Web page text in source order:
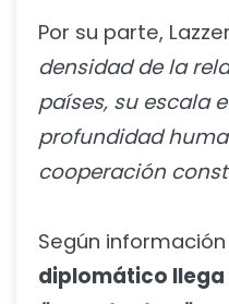
Por su parte,
densidad de la
países, su escala
profundidad
cooperación
Según
diplomático llega